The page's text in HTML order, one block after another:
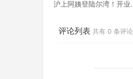
沪上阿姨登陆尔湾！开业
评论列表 共有 0 条评论